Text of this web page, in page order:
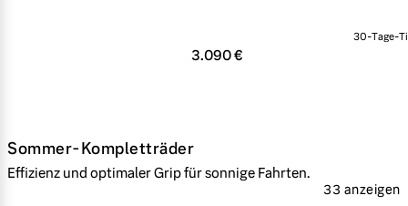
3.090 €
30-Tage-
Sommer-Kompletträder
Effizienz und optimaler Grip für sonnige Fahrten.
33 anzeigen